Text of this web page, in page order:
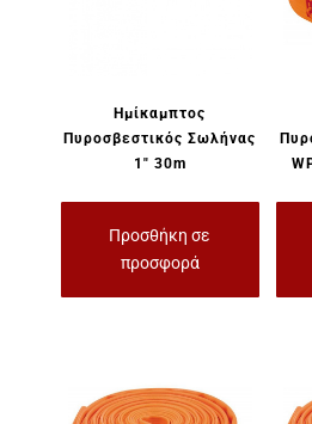
Ημίκαμπτος
Πυροσβεστικός Σωλήνας
1″ 30m
Προσθήκη σε
προσφορά